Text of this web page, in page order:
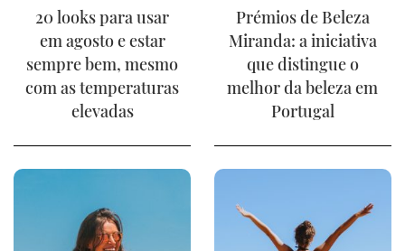
20 looks para usar
em agosto e estar
sempre bem, mesmo
com as temperaturas
elevadas
Prémios de Beleza
Miranda: a iniciativa
que distingue o
melhor da beleza em
Portugal